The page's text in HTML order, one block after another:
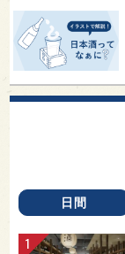
日間